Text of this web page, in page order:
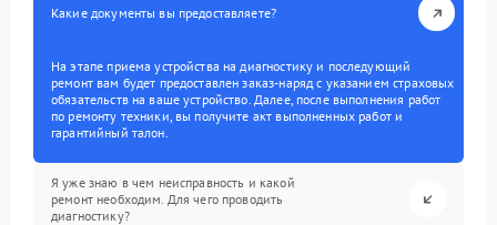
Какие документы вы предоставляете?
На этапе приема устройства на диагностику и последующий
ремонт вам будет предоставлен заказ-наряд с указанием страховых
обязательств на ваше устройство. Далее, после выполнения работ
по ремонту техники, вы получите акт выполненных работ и
гарантийный талон.
Я уже знаю в чем неисправность и какой
ремонт необходим. Для чего проводить
диагностику?